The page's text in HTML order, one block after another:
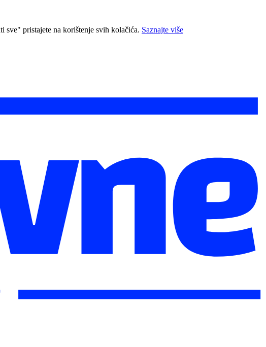
pristajete na korištenje svih kolačića. Saznajte više